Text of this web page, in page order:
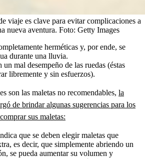
viaje es clave para evitar complicaciones a
nueva aventura. Foto: Getty Images
herméticas y, por ende, se
durante una lluvia.
un mal desempeño de las ruedas (éstas
libremente y sin esfuerzos).
son las maletas no recomendables, la
de brindar algunas sugerencias para los
sus maletas:
que se deben elegir maletas que
es decir, que simplemente abriendo un
se pueda aumentar su volumen y